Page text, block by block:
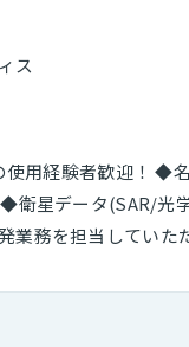
ス
用経験者歓迎！ ◆
衛星データ(SAR/光
業務を担当していた